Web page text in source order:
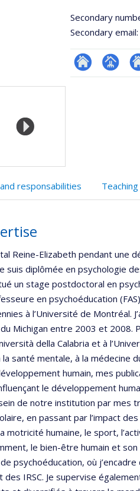
Secondary
Secondary email:
ResearchGate
Page
responsabilities
Reine-Elizabeth pendant une
suis diplômée en psychologie
un stage postdoctoral en
en psychoéducation
à l’Université de Montréal.
Michigan entre 2003 et
della Calabria et à
santé mentale, à la médecine
humain, mes
le développement
de notre institution par mes
en passant par l’impact
motricité humaine, le sport,
le bien-être humain et son
psychoéducation, où
des IRSC. Je supervise